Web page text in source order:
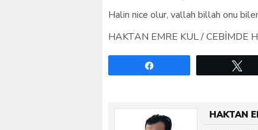
Halin nice olur, vallah billah onu
HAKTAN EMRE KUL / CEBİMDE
HAKTAN